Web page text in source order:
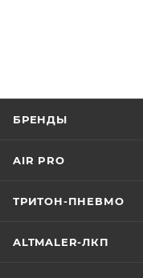
БРЕНДЫ
AIR PRO
ТРИТОН-ПНЕВМО
ALTMALER-ЛКП